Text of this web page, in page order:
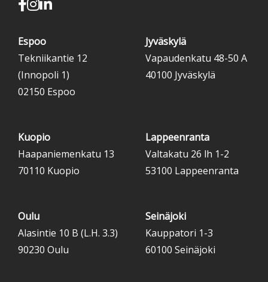
Espoo
Tekniikantie 12
(Innopoli 1)
02150 Espoo
Jyväskylä
Vapaudenkatu 48-50 A
40100 Jyväskylä
Kuopio
Haapaniemenkatu 13
70110 Kuopio
Lappeenranta
Valtakatu 26 lh 1-2
53100 Lappeenranta
Oulu
Alasintie 10 B (L.H. 3.3)
90230 Oulu
Seinäjoki
Kauppatori 1-3
60100 Seinäjoki